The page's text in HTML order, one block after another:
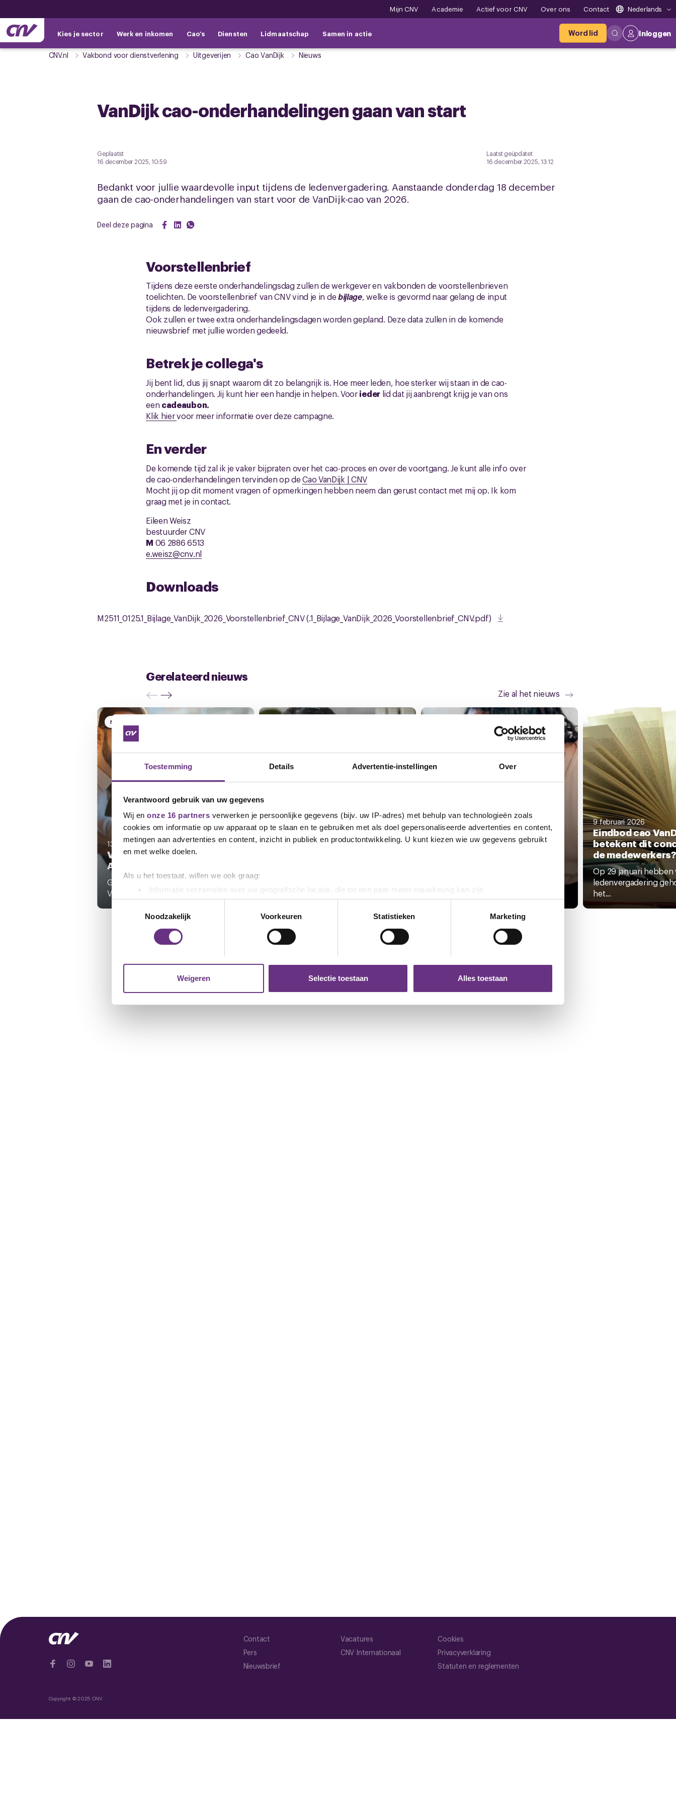
Toestemming Details Advertentie-instellingen Over
Verantwoord gebruik van uw gegevens
Wij en onze 16 partners verwerken je persoonlijke gegevens (bijv. uw IP-adres) met behulp van technologieën zoals
cookies om informatie op uw apparaat op te slaan en te gebruiken met als doel gepersonaliseerde advertenties en content,
metingen aan advertenties en content, inzicht in publiek en productontwikkeling. U kunt kiezen wie uw gegevens gebruikt
en met welke doelen.
Als u het toestaat, willen we ook graag:
Informatie verzamelen over uw geografische locatie, die tot een paar meter nauwkeurig kan zijn
Uw apparaat identificeren door het actief te scannen op specifieke eigenschappen (fingerprinting)
Lees meer over hoe uw persoonlijke gegevens worden verwerkt en stel uw voorkeuren in het
detailgedeeltein. U kunt uw
toestemming op elk moment wijzigen of intrekken in de Cookieverklaring.
websiteverkeer te analyseren. Ook delen we informatie over uw gebruik van onze site met onze partners voor social
media, adverteren en analyse. Deze partners kunnen deze gegevens combineren met andere informatie die u aan ze heeft
Noodzakelijk
Voorkeuren Statistieken Marketing
Weigeren Selectie toestaan Alles toestaan
Mijn CNV Academie Actief voor CNV Over ons Contact Nederlands
Kies je sector Werk en inkomen Cao's Diensten Lidmaatschap Samen in actie Word lid Inloggen
CNV.nl Vakbond voor dienstverlening Uitgeverijen Cao VanDijk Nieuws
VanDijk cao-onderhandelingen gaan van start
Geplaatst
16 december 2025, 10:59
Laatst geüpdatet
16 december 2025, 13:12
Bedankt voor jullie waardevolle input tijdens de ledenvergadering. Aanstaande donderdag 18 december
gaan de cao-onderhandelingen van start voor de VanDijk-cao van 2026.
Deel deze pagina
Voorstellenbrief
Tijdens deze eerste onderhandelingsdag zullen de werkgever en vakbonden de voorstellenbrieven
toelichten. De voorstellenbrief van CNV vind je in debijlage, welke is gevormd naar gelang de input
tijdens de ledenvergadering.
Ook zullen er twee extra onderhandelingsdagen worden gepland. Deze data zullen in de komende
nieuwsbrief met jullie worden gedeeld.
Betrek je collega's
Jij bent lid, dus jij snapt waarom dit zo belangrijk is. Hoe meer leden, hoe sterker wij staan in de cao-
onderhandelingen. Jij kunt hier een handje in helpen. Vooriederlid dat jij aanbrengt krijg je van ons
een cadeaubon.
Klik hiervoor meer informatie over deze campagne.
En verder
De komende tijd zal ik je vaker bijpraten over het cao-proces en over de voortgang. Je kunt alle info over
de cao-onderhandelingen tervinden op deCao VanDijk | CNV
Mocht jij op dit moment vragen of opmerkingen hebben neem dan gerust contact met mij op. Ik kom
graag met je in contact.
Eileen Weisz
bestuurder CNV
M 06 2886 6513
e.weisz@cnv.nl
Downloads
M2511_0125.1_Bijlage_VanDijk_2026_Voorstellenbrief_CNV (.1_Bijlage_VanDijk_2026_Voorstellenbrief_CNV.pdf)
Gerelateerd nieuws
Zie al het nieuws
NIEUWS
13 maart 2026
Verbeterd eindbod VanDijk:
Akkoord
Gisteren kwamen wij samen bij
VanDijk om het verbeterde eindbod...
2 maart 2026
Ledenraadpleging VanDijk:
Stem mee over een
eindbod is...
16 februari 2026
leden van CNV en CGMV heeft...
9 februari 2026
Eindbod cao
betekent dit
de medewerkers?
Op 29 januari hebben
ledenvergadering
het...
Contact
Pers
Nieuwsbrief
Vacatures
CNV Internationaal
Cookies
Privacyverklaring
Statuten en reglementen
Copyright © 2025 CNV